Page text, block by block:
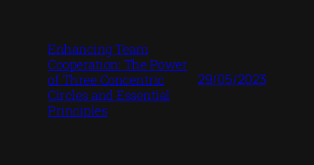
Enhancing Team
Cooperation: The Power
of Three Concentric
Circles and Essential
Principles
29/05/2023